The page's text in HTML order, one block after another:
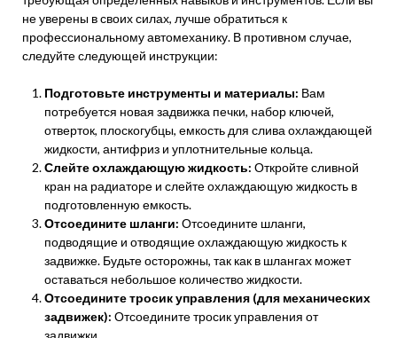
не уверены в своих силах, лучше обратиться к
профессиональному автомеханику. В противном случае,
следуйте следующей инструкции:
Подготовьте инструменты и материалы: Вам
потребуется новая задвижка печки, набор ключей,
отверток, плоскогубцы, емкость для слива охлаждающей
жидкости, антифриз и уплотнительные кольца.
Слейте охлаждающую жидкость: Откройте сливной
кран на радиаторе и слейте охлаждающую жидкость в
подготовленную емкость.
Отсоедините шланги: Отсоедините шланги,
подводящие и отводящие охлаждающую жидкость к
задвижке. Будьте осторожны, так как в шлангах может
оставаться небольшое количество жидкости.
Отсоедините тросик управления (для механических
задвижек): Отсоедините тросик управления от
задвижки.